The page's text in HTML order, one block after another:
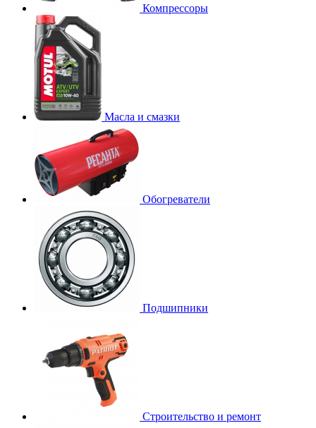
Компрессоры
Масла и смазки
Обогреватели
Подшипники
Строительство и ремонт